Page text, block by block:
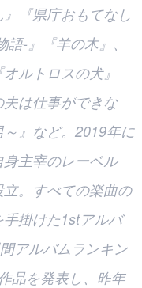
『県庁おもてなし
-』『羊の木』、
ルトロスの犬』
夫は仕事ができな
』など。2019年に
主宰のレーベル
立。すべての楽曲の
掛けた1stアルバ
アルバムランキン
品を発表し、昨年